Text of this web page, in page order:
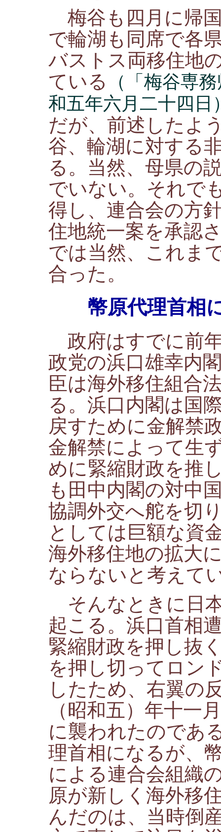
梅谷も四月に帰
で輪湖も同席で各
バストス両移住地
ている
（「梅谷専
和五年六月二十四日
だが、前述したよ
谷、輪湖に対する
る。当然、母県の
でいない。それで
得し、連合会の方
住地統一案を承認
では当然、これま
合った。
幣原代理首相に
政府はすでに前
政党の浜口雄幸内
臣は海外移住組合
る。浜口内閣は国
戻すために金解禁
金解禁によって生
めに緊縮財政を推
も田中内閣の対中
協調外交へ舵を切
としては巨額な資
海外移住地の拡大
ならないと考えて
そんなときに日
起こる。浜口首相
緊縮財政を押し抜
を押し切ってロン
したため、右翼の
（昭和五）年十一
に襲われたのであ
理首相になるが、
による連合会組織
原が新しく海外移
んだのは、当時倒